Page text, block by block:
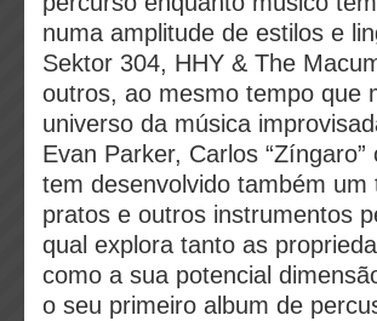
numa amplitude de estilos e
Sektor 304, HHY & The
outros, ao mesmo tempo que
universo da música
Evan Parker, Carlos
tem desenvolvido também
pratos e outros instrumentos
qual explora tanto as
como a sua potencial
o seu primeiro album de